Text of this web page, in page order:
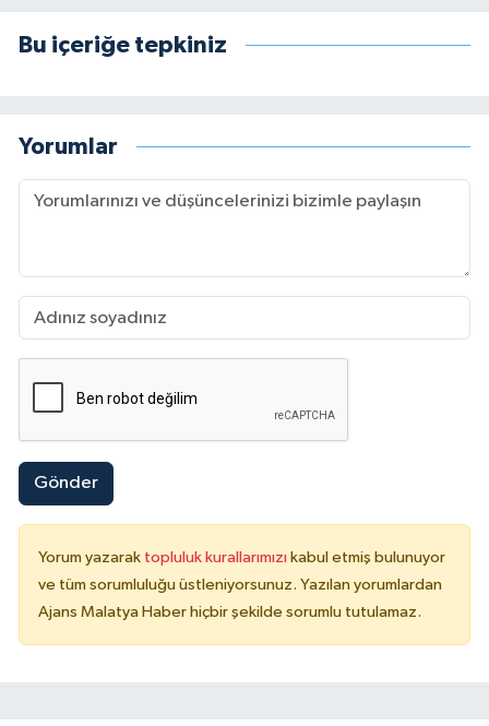
Bu içeriğe tepkiniz
Yorumlar
Gönder
Yorum yazarak topluluk kurallarımızı kabul etmiş bulunuyor
ve tüm sorumluluğu üstleniyorsunuz. Yazılan yorumlardan
Ajans Malatya Haber hiçbir şekilde sorumlu tutulamaz.